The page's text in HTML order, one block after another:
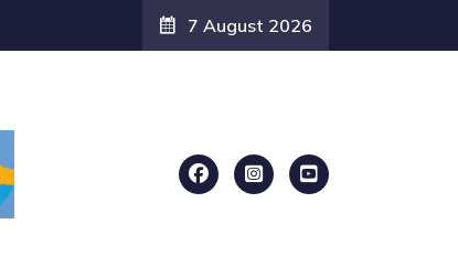
7 August 2026